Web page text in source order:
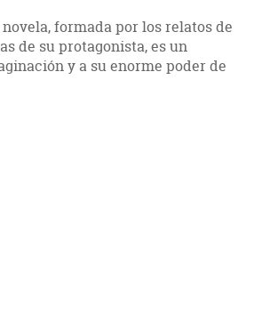
formada por los relatos de
de su protagonista, es un
y a su enorme poder de